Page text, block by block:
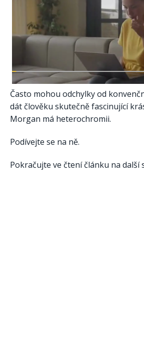
Často mohou odchylky od
dát člověku skutečně fascinující
Morgan má heterochromii.
Podívejte se na ně.
Pokračujte ve čtení článku na další